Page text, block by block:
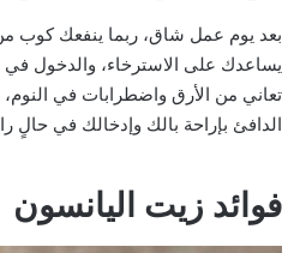
بعد يوم عمل شاق، ربما ينفعك كوب
يساعدك على الاسترخاء، والدخول
تعاني من الأرق واضطرابات في
الدافئ بإراحة بالك وإدخالك في حالٍ
فوائد زيت اليانسون